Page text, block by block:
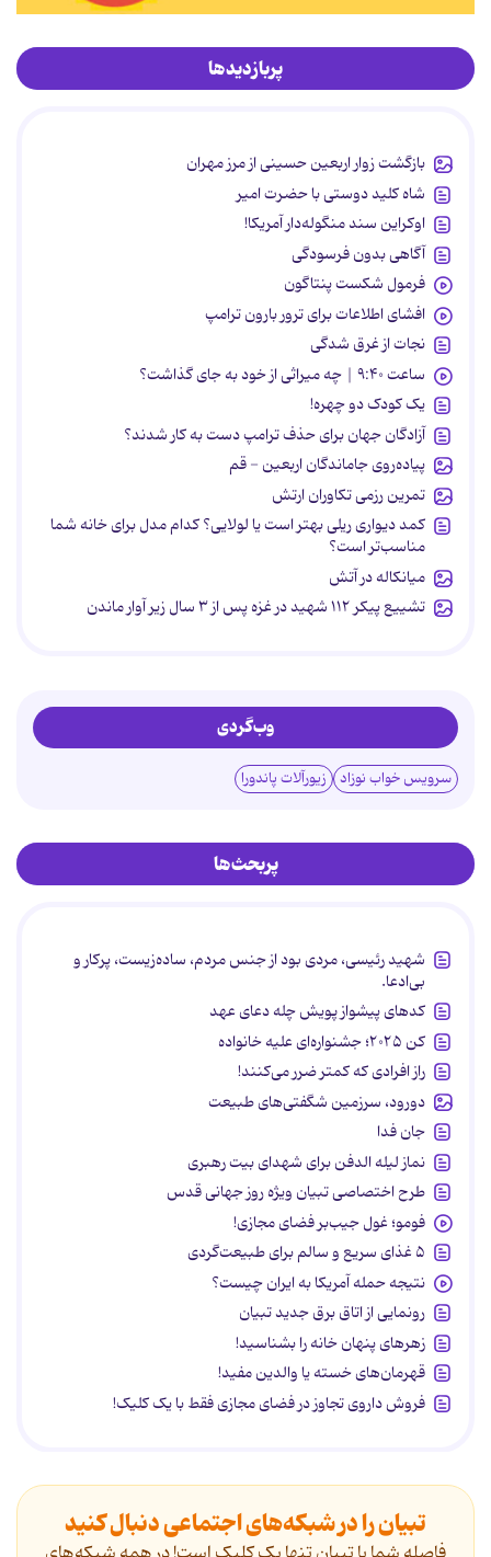
پربازدیدها
بازگشت زوار اربعین حسینی از مرز مهران
شاه کلید دوستی با حضرت امیر
اوکراین سند منگوله‌دار آمریکا!
آگاهی بدون فرسودگی
فرمول شکست پنتاگون
افشای اطلاعات برای ترور بارون ترامپ
نجات از غرق شدگی
ساعت ۹:۴۰ | چه میراثی از خود به جای گذاشت؟
یک کودک دو چهره!
آزادگان جهان برای حذف ترامپ دست به کار شدند؟
پیاده‌روی جاماندگان اربعین - قم
تمرین رزمی تکاوران ارتش
کمد دیواری ریلی بهتر است یا لولایی؟ کدام مدل برای خانه شما
مناسب‌تر است؟
میانکاله در آتش
تشییع پیکر ۱۱۲ شهید در غزه پس از ۳ سال زیر آوار ماندن
وب‌گردی
سرویس خواب نوزاد زیورآلات پاندورا
پربحث‌ها
شهید رئیسی، مردی بود از جنس مردم، ساده‌زیست، پرکار و
بی‌ادعا.
کدهای پیشواز پویش چله دعای عهد
کن ۲۰۲۵؛ جشنواره‌ای علیه خانواده
راز افرادی که کمتر ضرر می‌کنند!
دورود، سرزمین شگفتی‌های طبیعت
جان فدا
نماز لیله الدفن برای شهدای بیت رهبری
طرح اختصاصی تبیان ویژه روز جهانی قدس
فومو؛ غول جیب‌بر فضای مجازی!
۵ غذای سریع و سالم برای طبیعت‌گردی
نتیجه حمله آمریکا به ایران چیست؟
رونمایی از اتاق برق جدید تبیان
زهرهای پنهان خانه را بشناسید!
قهرمان‌های خسته یا والدین مفید!
فروش داروی تجاوز در فضای مجازی فقط با یک کلیک!
تبیان را در شبکه‌های اجتماعی دنبال کنید